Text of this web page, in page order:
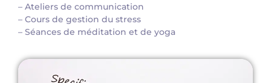
– Ateliers de communication
– Cours de gestion du stress
– Séances de méditation et de yoga